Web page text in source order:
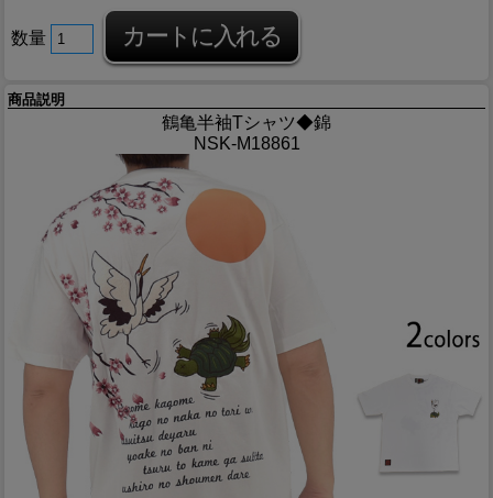
数量
商品説明
鶴亀半袖Tシャツ◆錦
NSK-M18861